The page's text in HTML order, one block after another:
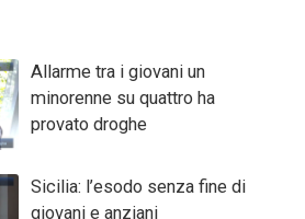
Allarme tra i giovani un
minorenne su quattro ha
provato droghe
Sicilia: l’esodo senza fine di
giovani e anziani